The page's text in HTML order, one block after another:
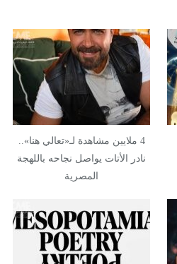
4 ملايين مشاهدة لـ«تعالي هنا»..
نادر الأتات يواصل نجاحه باللهجة
المصرية